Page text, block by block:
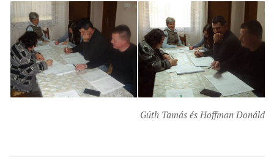
PÜSPÖKI DEKRÉTUM
ZSINATI IMA
ZSINAT MOTTÓJA, LOGÓJA
ZSINATI IRODA
KOORDINÁLÓ BIZOTTSÁG
Gúth Tamás és Hoffman Donáld